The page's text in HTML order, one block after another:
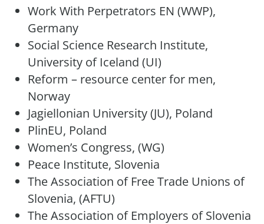
Work With Perpetrators EN (WWP),
Germany
Social Science Research Institute,
University of Iceland (UI)
Reform – resource center for men,
Norway
Jagiellonian University (JU), Poland
PlinEU, Poland
Women’s Congress, (WG)
Peace Institute, Slovenia
The Association of Free Trade Unions of
Slovenia, (AFTU)
The Association of Employers of Slovenia